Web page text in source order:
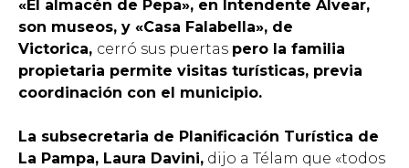
«El almacén de Pepa», en Intendente Alvear,
son museos, y «Casa Falabella», de
Victorica, cerró sus puertas pero la familia
propietaria permite visitas turísticas, previa
coordinación con el municipio.
La subsecretaria de Planificación Turística de
La Pampa, Laura Davini, dijo a Télam que «todos